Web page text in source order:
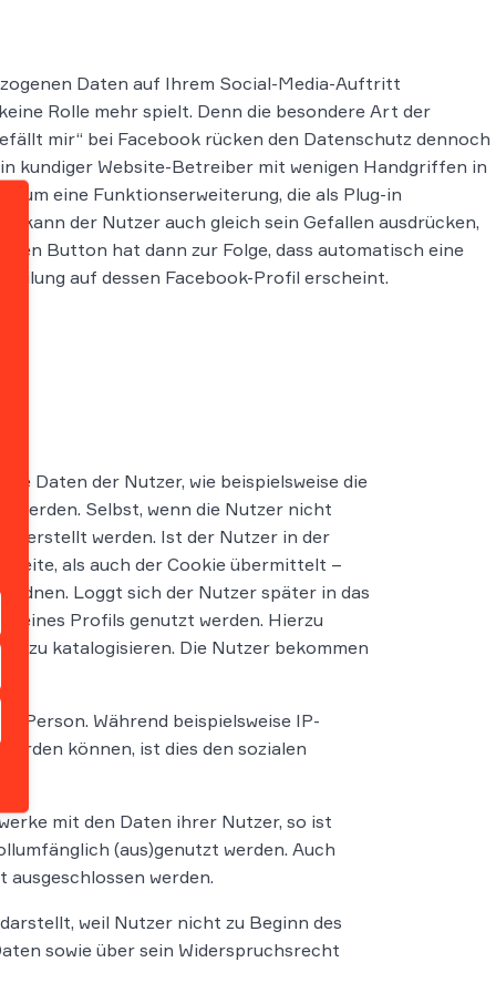
Daten auf Ihrem Social-Media-Auftritt
Rolle mehr spielt. Denn die besondere Art der
mir“ bei Facebook rücken den Datenschutz dennoch
kundiger Website-Betreiber mit wenigen Handgriffen in
um eine Funktionserweiterung, die als Plug-in
kann der Nutzer auch gleich sein Gefallen ausdrücken,
den Button hat dann zur Folge, dass automatisch eine
auf dessen Facebook-Profil erscheint.
Daten der Nutzer, wie beispielsweise die
werden. Selbst, wenn die Nutzer nicht
erstellt werden. Ist der Nutzer in der
Seite, als auch der Cookie übermittelt –
Loggt sich der Nutzer später in das
eines Profils genutzt werden. Hierzu
zu katalogisieren. Die Nutzer bekommen
Person. Während beispielsweise IP-
können, ist dies den sozialen
mit den Daten ihrer Nutzer, so ist
(aus)genutzt werden. Auch
werden.
weil Nutzer nicht zu Beginn des
sowie über sein Widerspruchsrecht